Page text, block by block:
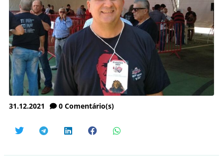
31.12.2021 0 Comentário(s)